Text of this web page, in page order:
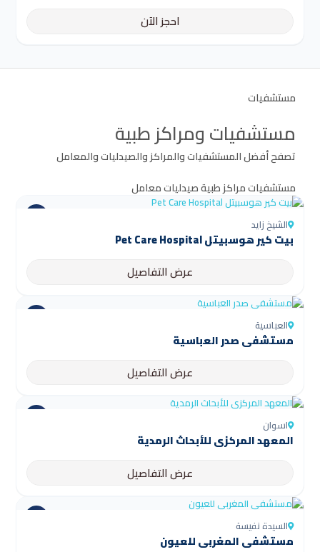
احجز الآن
مستشفيات
مستشفيات ومراكز طبية
تصفح أفضل المستشفيات والمراكز والصيدليات والمعامل
مستشفياتمراكز طبيةصيدلياتمعامل
الشيخ زايد
بيت كير هوسبيتل Pet Care Hospital
عرض التفاصيل
العباسية
مستشفى صدر العباسية
عرض التفاصيل
اسوان
المعهد المركزي للأبحاث الرمدية
عرض التفاصيل
السيدة نفيسة
مستشفى المغربي للعيون